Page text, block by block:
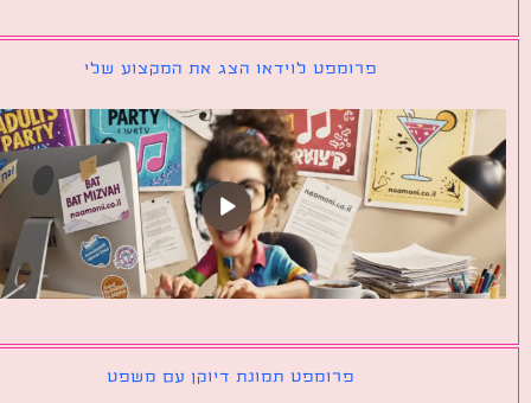
פרומפט לוידאו הצג את המקצוע שלי
פרומפט תמונת דיוקן עם משפט